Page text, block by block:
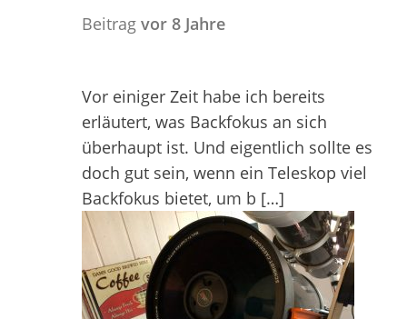
Beitrag vor 8 Jahre
Vor einiger Zeit habe ich bereits
erläutert, was Backfokus an sich
überhaupt ist. Und eigentlich sollte es
doch gut sein, wenn ein Teleskop viel
Backfokus bietet, um b […]